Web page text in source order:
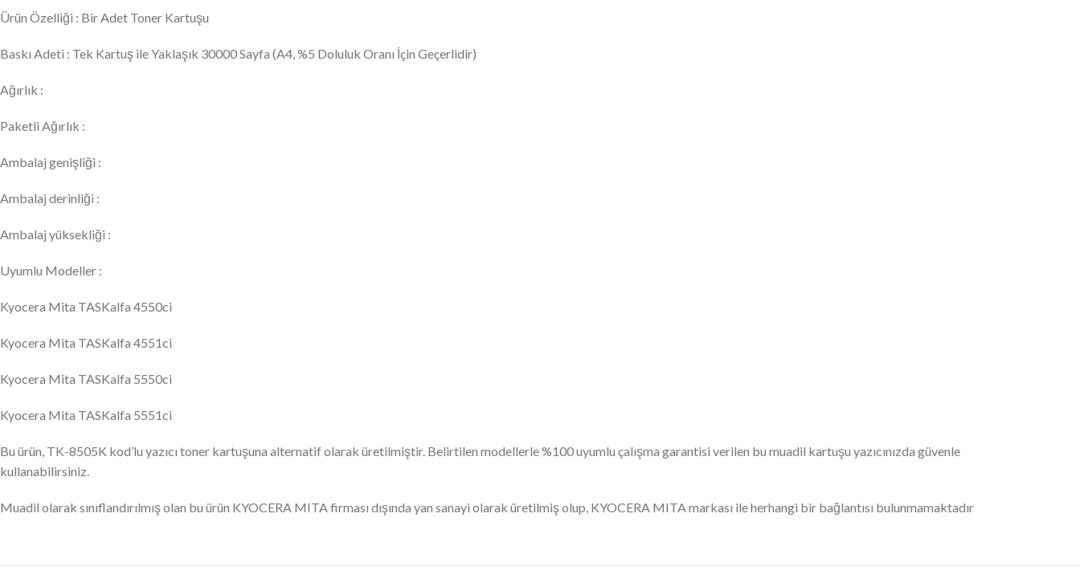
Ürün Özelliği : Bir Adet Toner Kartuşu
Baskı Adeti : Tek Kartuş ile Yaklaşık 30000 Sayfa (A4, %5 Doluluk Oranı İçin Geçerlidir)
Ağırlık :
Paketli Ağırlık :
Ambalaj genişliği :
Ambalaj derinliği :
Ambalaj yüksekliği :
Uyumlu Modeller :
Kyocera Mita TASKalfa 4550ci
Kyocera Mita TASKalfa 4551ci
Kyocera Mita TASKalfa 5550ci
Kyocera Mita TASKalfa 5551ci
Bu ürün, TK-8505K kod’lu yazıcı toner kartuşuna alternatif olarak üretilmiştir. Belirtilen modellerle %100 uyumlu çalışma garantisi verilen bu muadil kartuşu yazıcınızda güvenle
kullanabilirsiniz.
Muadil olarak sınıflandırılmış olan bu ürün KYOCERA MITA firması dışında yan sanayi olarak üretilmiş olup, KYOCERA MITA markası ile herhangi bir bağlantısı bulunmamaktadır